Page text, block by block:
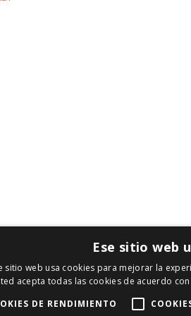
los derechos reservados.
Ese sitio web
sitio web usa cookies para mejorar la
acepta todas las cookies de acuerdo
DE RENDIMIENTO